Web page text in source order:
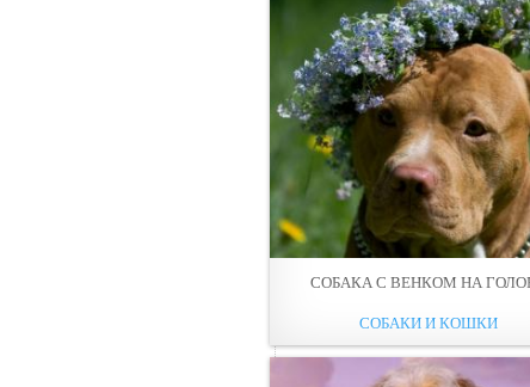
СОБАКА С ВЕНКОМ НА
СОБАКИ И КОШКИ